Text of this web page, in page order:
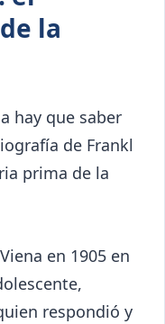
la
hay que saber
de Frankl
prima de la
en 1905 en
respondió y